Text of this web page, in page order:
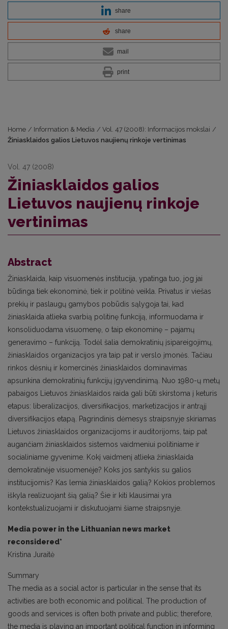
share
share
mail
print
Home / Information & Media / Vol. 47 (2008): Informacijos mokslai /
Žiniasklaidos galios Lietuvos naujienų rinkoje vertinimas
Vol. 47 (2008)
Žiniasklaidos galios
Lietuvos naujienų rinkoje
vertinimas
Abstract
Žiniasklaida, kaip visuomenės institucija, ypatinga tuo, jog jai
būdinga tiek ekonominė, tiek ir politinė veikla. Privatus ir viešas
prekių ir paslaugų gamybos pobūdis sąlygoja tai, kad
žiniasklaida atlieka svarbią politinę funkciją, informuodama ir
konsoliduodama visuomenę, o taip ekonominę – pajamų
generavimo – funkciją. Todėl šalia demokratinių įsipareigojimų,
žiniasklaidos organizacijos yra taip pat ir verslo įmonės. Tačiau
rinkos dėsnių ir komercinės žiniasklaidos dominavimas
apsunkina demokratinių funkcijų įgyvendinimą. Nuo 1980-ų metų
pabaigos Lietuvos žiniasklaidos raida gali būti skirstoma į keturis
etapus: liberalizacijos, diversifikacijos, marketizacijos ir antrąjį
diversifikacijos etapą. Pagrindinis dėmesys straipsnyje skiriamas
Lietuvos žiniasklaidos organizacijoms ir auditorijoms, taip pat
augančiam žiniasklaidos sistemos vaidmeniui politiniame ir
socialiniame gyvenime. Kokį vaidmenį atlieka žiniasklaida
demokratinėje visuomenėje? Koks jos santykis su galios
institucijomis? Kas lemia žiniasklaidos galią? Kokios problemos
iškyla realizuojant šią galią? Šie ir kiti klausimai yra
kontekstualizuojami ir diskutuojami šiame straipsnyje.
Media power in the Lithuanian news market
reconsidered*
Kristina Juraitė
Summary
The media as a social actor is particular in the sense that its
activities are both economic and political. The production of
goods and services is often both private and public; therefore,
the media is playing an important political function in informing